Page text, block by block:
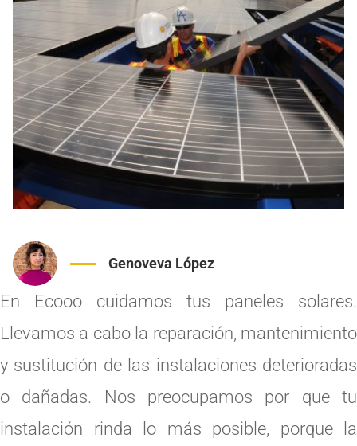
Genoveva López
En Ecooo cuidamos tus paneles solares.
Llevamos a cabo la reparación, mantenimiento
y sustitución de las instalaciones deterioradas
o dañadas. Nos preocupamos por que tu
instalación rinda lo más posible, porque la